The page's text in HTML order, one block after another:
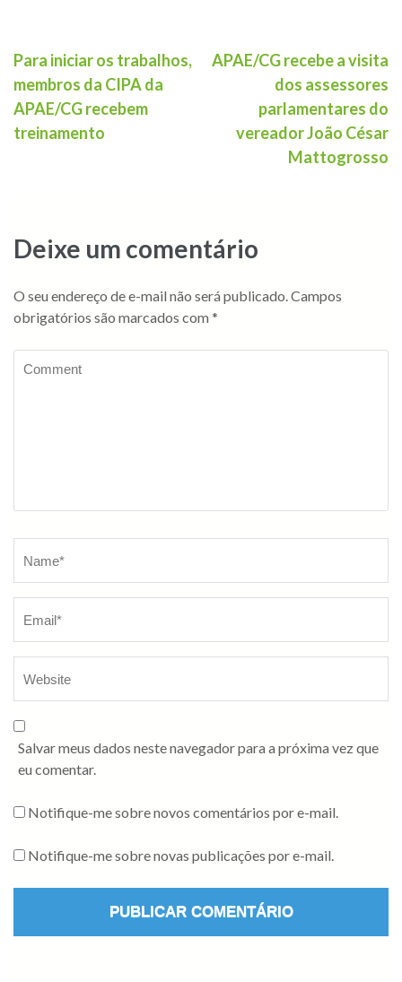
Para iniciar os trabalhos,
membros da CIPA da
APAE/CG recebem
treinamento
APAE/CG recebe a visita
dos assessores
parlamentares do
vereador João César
Mattogrosso
Deixe um comentário
O seu endereço de e-mail não será publicado.Campos
obrigatórios são marcados com *
Salvar meus dados neste navegador para a próxima vez que
eu comentar.
Notifique-me sobre novos comentários por e-mail.
Notifique-me sobre novas publicações por e-mail.